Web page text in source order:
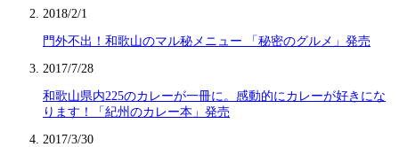
2018/2/1
門外不出！和歌山のマル秘メニュー 「秘密のグルメ」発売
2017/7/28
和歌山県内225のカレーが一冊に。感動的にカレーが好きにな
ります！「紀州のカレー本」発売
2017/3/30